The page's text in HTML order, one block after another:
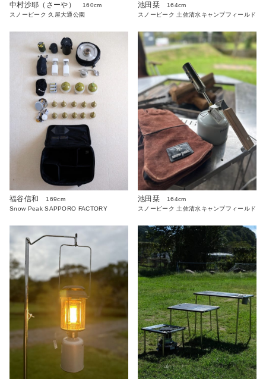
中村沙耶（さーや）
160cm
スノーピーク 久屋大通公園
池田栞
164cm
スノーピーク 土佐清水キャンプフィールド
福谷信和
169cm
Snow Peak SAPPORO FACTORY
池田栞
164cm
スノーピーク 土佐清水キャンプフィールド